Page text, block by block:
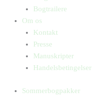
Bogtrailere
Om os
Kontakt
Presse
Manuskripter
Handelsbetingelser
Sommerbogpakker